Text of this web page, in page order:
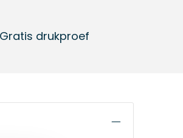
Gratis drukproef